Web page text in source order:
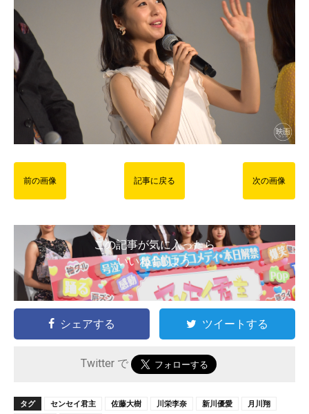
前の画像 記事に戻る 次の画像
この記事が気に入ったら
いいね ! しよう
シェアする ツイートする
Twitter で
タグ センセイ君主 佐藤大樹 川栄李奈 新川優愛
月川翔